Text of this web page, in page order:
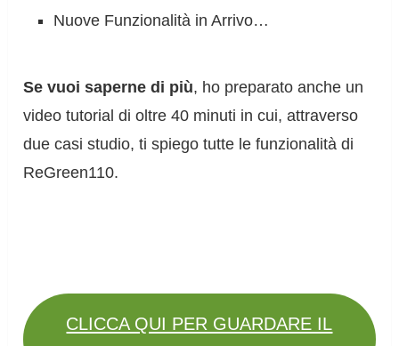
Nuove Funzionalità in Arrivo…
Se vuoi saperne di più, ho preparato anche un
video tutorial di oltre 40 minuti in cui, attraverso
due casi studio, ti spiego tutte le funzionalità di
ReGreen110.
CLICCA QUI PER GUARDARE IL